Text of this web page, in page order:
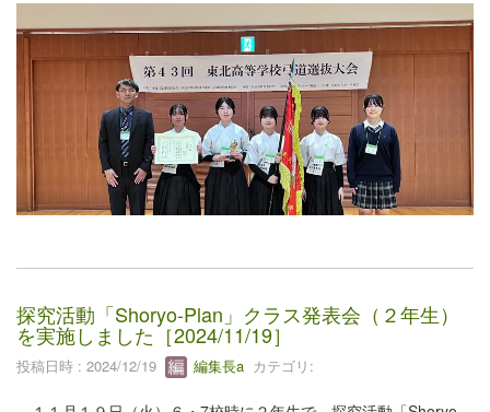
探究活動「Shoryo-Plan」クラス発表会（２年生）
を実施しました［2024/11/19］
投稿日時 : 2024/12/19 編集長a カテゴリ: